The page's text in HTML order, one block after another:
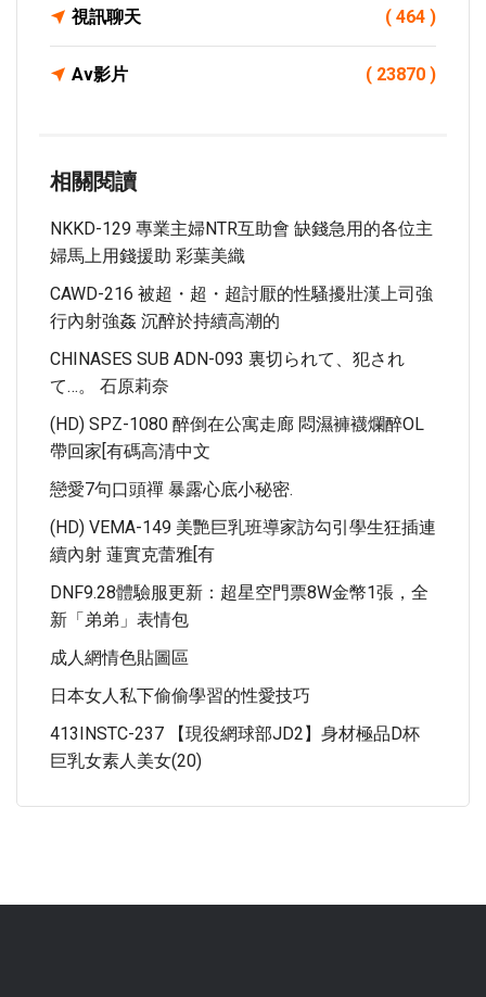
視訊聊天 ( 464 )
Av影片 ( 23870 )
相關閱讀
NKKD-129 專業主婦NTR互助會 缺錢急用的各位主
婦馬上用錢援助 彩葉美織
CAWD-216 被超・超・超討厭的性騷擾壯漢上司強
行內射強姦 沉醉於持續高潮的
CHINASES SUB ADN-093 裏切られて、犯され
て…。 石原莉奈
(HD) SPZ-1080 醉倒在公寓走廊 悶濕褲襪爛醉OL
帶回家[有碼高清中文
戀愛7句口頭禪 暴露心底小秘密.
(HD) VEMA-149 美艷巨乳班導家訪勾引學生狂插連
續內射 蓮實克蕾雅[有
DNF9.28體驗服更新：超星空門票8W金幣1張，全
新「弟弟」表情包
成人網情色貼圖區
日本女人私下偷偷學習的性愛技巧
413INSTC-237 【現役網球部JD2】身材極品D杯
巨乳女素人美女(20)